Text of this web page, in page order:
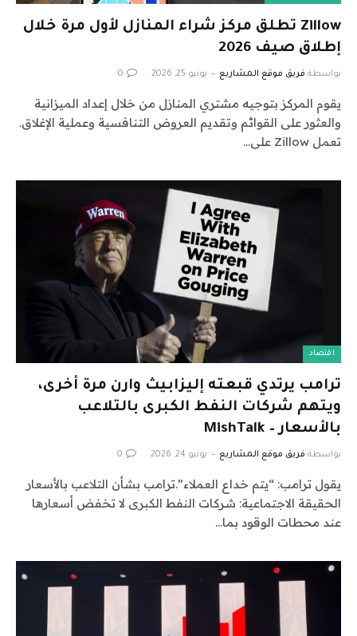
Zillow تطلق مركز شراء المنازل لأول مرة خلال
إطلاق صيف 2026
بواسطة فريق موقع المشاريع يونيو 25, 2026 0
يقوم المركز بتوجيه مشتري المنازل من خلال إعداد الميزانية
والعثور على القوائم وتقديم العروض التنافسية وعملية الإغلاق.
تعمل Zillow على…
اقتصاد
ترامب يرتدي قبعته إليزابيث وارن مرة أخرى،
ويتهم شركات النفط الكبرى بالتلاعب
بالأسعار – MishTalk
بواسطة فريق موقع المشاريع يونيو 24, 2026 0
يقول ترامب: “يتم خداع العملاء”.ترامب بشأن التلاعب بالأسعار
الحقيقة الاجتماعية: شركات النفط الكبرى لا تخفض أسعارها
عند محطات الوقود بما…